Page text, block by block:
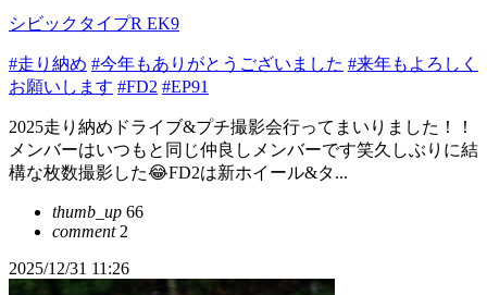
シビックタイプR EK9
#走り納め #今年もありがとうございました #来年もよろしく
お願いします #FD2 #EP91
2025走り納めドライブ&プチ撮影会行ってまいりました！！
メンバーはいつもと同じ仲良しメンバーです笑久しぶりに結
構な枚数撮影した😂FD2は新ホイール&タ...
thumb_up 66
comment2
2025/12/31 11:26